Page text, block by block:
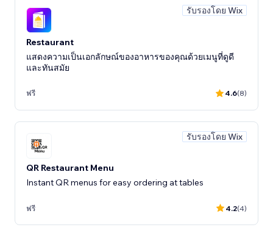
รับรองโดย Wix
Restaurant
แสดงความเป็นเอกลักษณ์ของอาหารของคุณด้วยเมนูที่ดูดี
และทันสมัย
ฟรี 4.6(8)
รับรองโดย Wix
QR Restaurant Menu
Instant QR menus for easy ordering at tables
ฟรี 4.2(4)